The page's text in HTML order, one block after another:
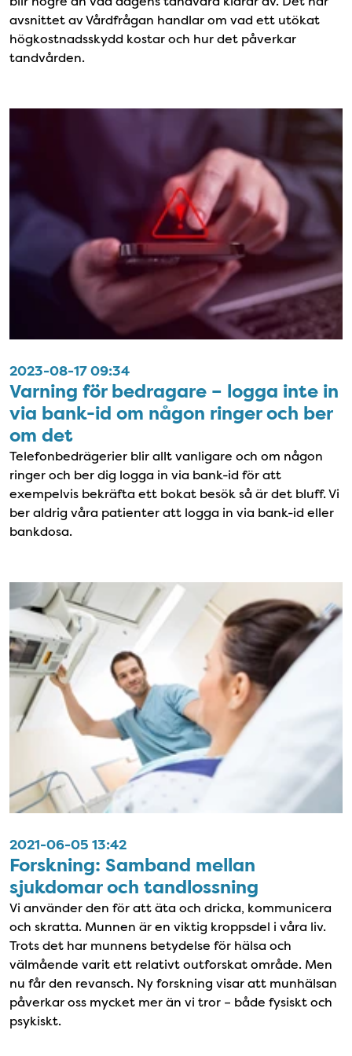
avsnittet av Vårdfrågan handlar om vad ett utökat
högkostnadsskydd kostar och hur det påverkar
tandvården.
2023-08-17 09:34
Varning för bedragare – logga inte in
via bank-id om någon ringer och ber
om det
Telefonbedrägerier blir allt vanligare och om någon
ringer och ber dig logga in via bank-id för att
exempelvis bekräfta ett bokat besök så är det bluff. Vi
ber aldrig våra patienter att logga in via bank-id eller
bankdosa.
2021-06-05 13:42
Forskning: Samband mellan
sjukdomar och tandlossning
Vi använder den för att äta och dricka, kommunicera
och skratta. Munnen är en viktig kroppsdel i våra liv.
Trots det har munnens betydelse för hälsa och
välmående varit ett relativt outforskat område. Men
nu får den revansch. Ny forskning visar att munhälsan
påverkar oss mycket mer än vi tror – både fysiskt och
psykiskt.